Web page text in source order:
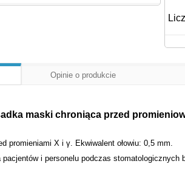
Opinie o produkcie
maski chroniąca przed
promieniami X i γ. Ekwiwalent ołowiu: 0,5 mm.
pacjentów i personelu podczas stomatologicznych